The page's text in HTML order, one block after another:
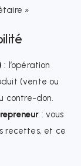
»
: l’opération
(vente ou
contre-don.
: vous
recettes, et ce